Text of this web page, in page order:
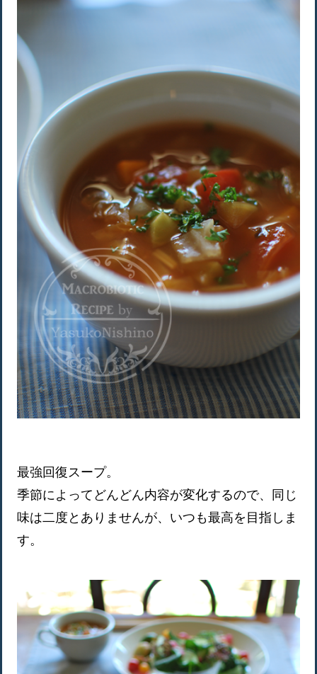
最強回復スープ。
季節によってどんどん内容が変化するので、同じ
味は二度とありませんが、いつも最高を目指しま
す。